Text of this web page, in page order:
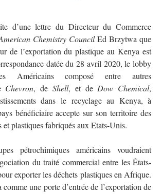
d’une lettre du Directeur du Commerce
Chemistry CouncilEd Brzytwa que
de l’exportation du plastique au Kenya est
datée du 28 avril 2020, le lobby
Américains composé entre autres
Chevron, deShell, et de Dow Chemical,
dans le recyclage au Kenya, à
bénéficiaire accepte sur son territoire des
plastiques fabriqués aux Etats-Unis.
pétrochimiques américains voudraient
du traité commercial entre les États-
exporter les déchets plastiques en Afrique.
une porte d’entrée de l’exportation de